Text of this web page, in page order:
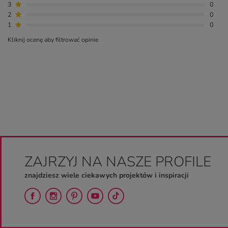
3
0
2
0
1
0
Kliknij ocenę aby filtrować opinie
ZAJRZYJ NA NASZE PROFILE
znajdziesz wiele ciekawych projektów i inspiracji